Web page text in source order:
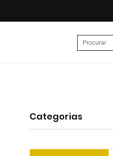
Categorias